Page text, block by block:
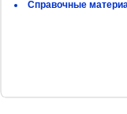
Справочные